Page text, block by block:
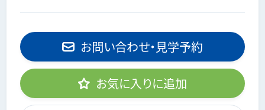
お問い合わせ・見学予約
お気に入りに追加